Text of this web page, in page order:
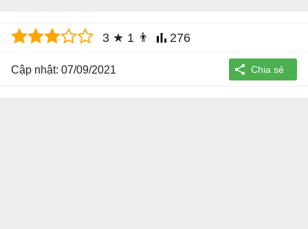
3 ★ 1 👨 276
Cập nhật: 07/09/2021